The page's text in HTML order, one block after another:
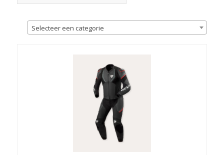
Selecteer een categorie